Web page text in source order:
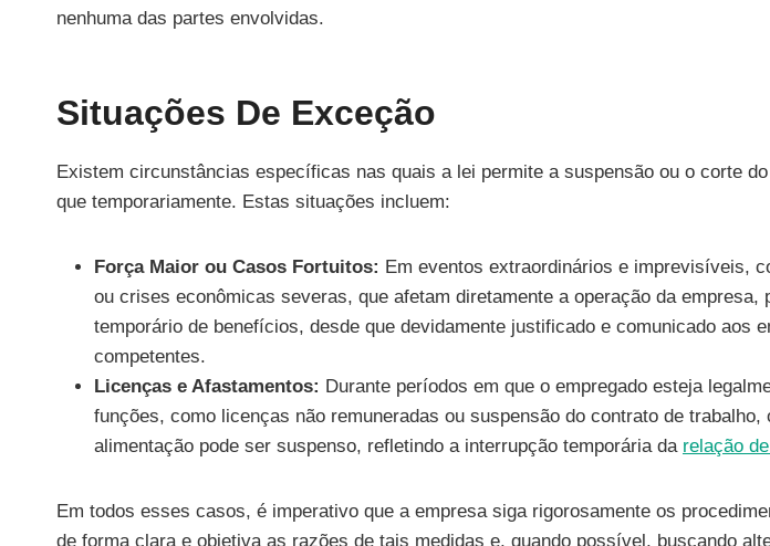
nenhuma das partes envolvidas.
Situações De Exceção
Existem circunstâncias específicas nas quais a lei permite a suspensão ou o corte
que temporariamente. Estas situações incluem:
Força Maior ou Casos Fortuitos: Em eventos extraordinários e imprevisíveis,
ou crises econômicas severas, que afetam diretamente a operação da empresa,
temporário de benefícios, desde que devidamente justificado e comunicado aos
competentes.
Licenças e Afastamentos: Durante períodos em que o empregado esteja
funções, como licenças não remuneradas ou suspensão do contrato de trabalho,
alimentação pode ser suspenso, refletindo a interrupção temporária da relação
Em todos esses casos, é imperativo que a empresa siga rigorosamente os
de forma clara e objetiva as razões de tais medidas e, quando possível, buscando